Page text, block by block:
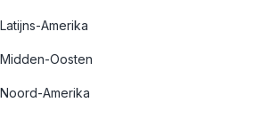
Latijns-Amerika
Midden-Oosten
Noord-Amerika